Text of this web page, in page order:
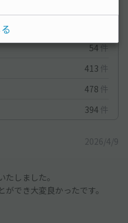
54 件
413 件
478 件
394 件
2026/4/9
しました。
でき大変良かったです。